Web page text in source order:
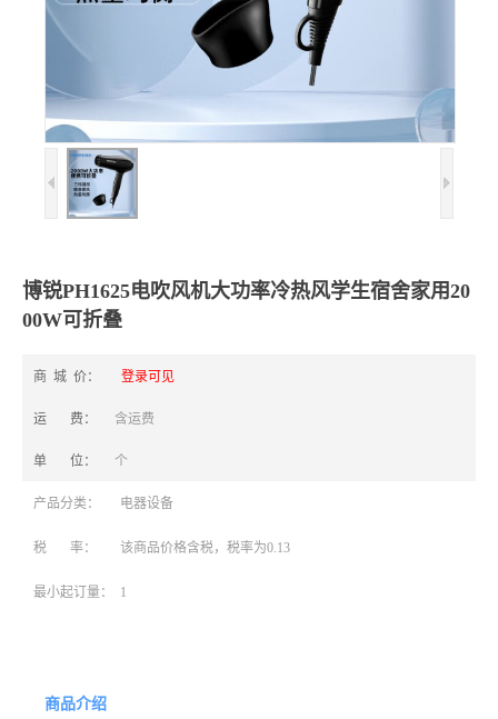
博锐PH1625电吹风机大功率冷热风学生宿舍家用20
00W可折叠
商 城 价： 登录可见
运 费： 含运费
单 位： 个
产品分类： 电器设备
税 率： 该商品价格含税，税率为0.13
最小起订量： 1
商品介绍